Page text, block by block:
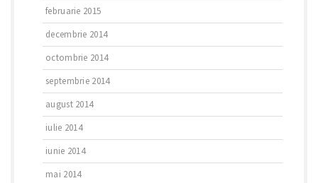
februarie 2015
decembrie 2014
octombrie 2014
septembrie 2014
august 2014
iulie 2014
iunie 2014
mai 2014